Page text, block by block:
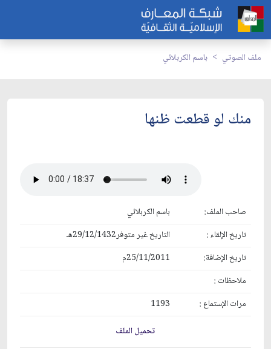
ملف الصوتي باسم الكربلائي
منك لو قطعت ظنها
صاحب الملف:
باسم الكربلائي
تاريخ الإلقاء :
التاريخ غير متوفر29/12/1432هـ
تاريخ الإضافة:
25/11/2011م
ملاحظات :
مرات الإستماع :
1193
تحميل الملف